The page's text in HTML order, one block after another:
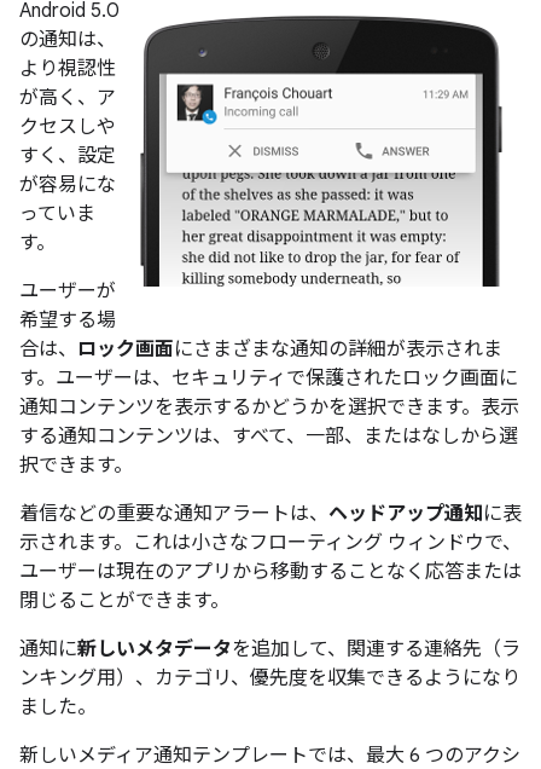
Android 5.0
の通知は、
より視認性
が高く、ア
クセスしや
すく、設定
が容易にな
っていま
す。
ユーザーが
希望する場
合は、 ロック画面にさまざまな通知の詳細が表示されま
す。ユーザーは、セキュリティで保護されたロック画面に
通知コンテンツを表示するかどうかを選択できます。表示
する通知コンテンツは、すべて、一部、またはなしから選
択できます。
着信などの重要な通知アラートは、 ヘッドアップ通知に表
示されます。これは小さなフローティング ウィンドウで、
ユーザーは現在のアプリから移動することなく応答または
閉じることができます。
通知に新しいメタデータを追加して、関連する連絡先（ラ
ンキング用）、カテゴリ、優先度を収集できるようになり
ました。
新しいメディア通知テンプレートでは、最大 6 つのアクシ